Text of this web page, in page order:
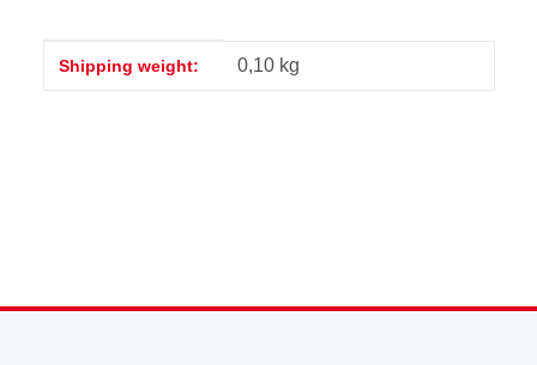
Item information
Value
Shipping weight: 0,10 kg